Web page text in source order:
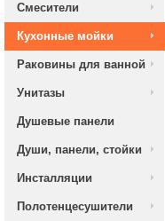
Смесители
Кухонные мойки
Раковины для ванной
Унитазы
Душевые панели
Души, панели, стойки
Инсталляции
Полотенцесушители